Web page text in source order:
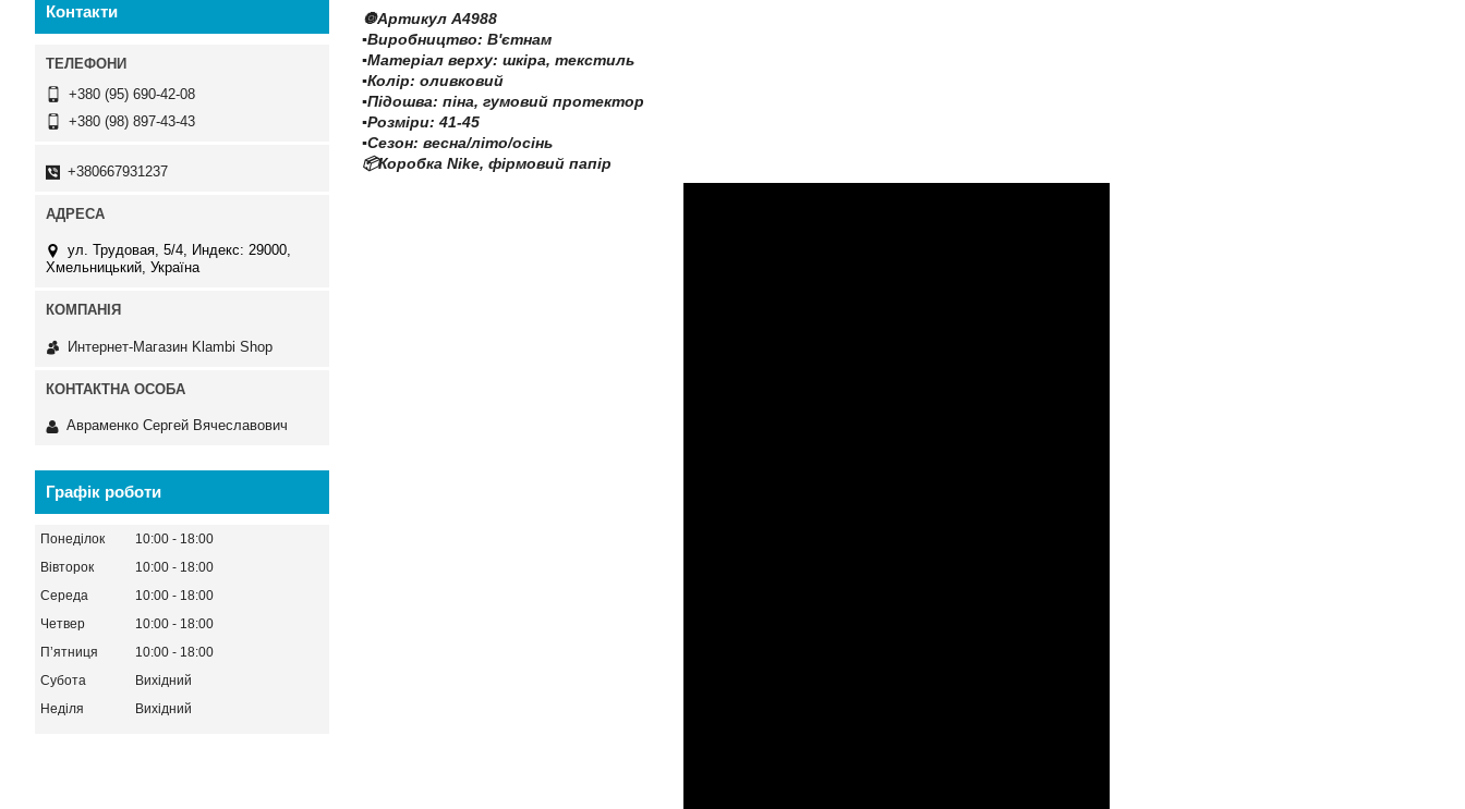
🔘Артикул A4988
▪️Виробництво: В'єтнам
▪️Матеріал верху: шкіра, текстиль
▪️Колір: оливковий
▪️Підошва: піна, гумовий протектор
▪️Розміри: 41-45
▪️Сезон: весна/літо/осінь
📦Коробка Nike, фірмовий папір
Контакти
+380 (95) 690-42-08
+380 (98) 897-43-43
+380667931237
ул. Трудовая, 5/4, Индекс: 29000,
Хмельницький, Україна
Интернет-Магазин Klambi Shop
Авраменко Сергей Вячеславович
Графік роботи
Понеділок 10:00
18:00
Вівторок
10:00
18:00
Середа
10:00
18:00
Четвер
10:00
18:00
Пʼятниця
10:00
18:00
Субота
Вихідний
Неділя
Вихідний